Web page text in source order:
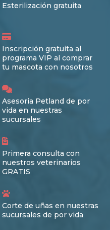
Esterilización gratuita
Inscripción gratuita al
programa VIP al comprar
tu mascota con nosotros
Asesoria Petland de por
vida en nuestras
sucursales
Primera consulta con
nuestros veterinarios
GRATIS
Corte de uñas en nuestras
sucursales de por vida